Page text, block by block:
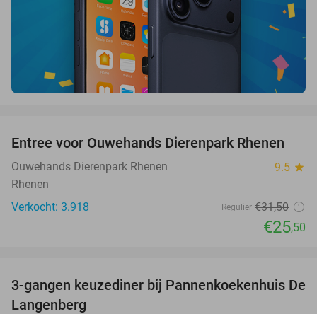
19%
Entree voor Ouwehands Dierenpark Rhenen
Ouwehands Dierenpark Rhenen 9.5 star
Rhenen
Verkocht: 3.918
Regulier €31,50
€25,50
42%
3-gangen keuzediner bij Pannenkoekenhuis De
Langenberg